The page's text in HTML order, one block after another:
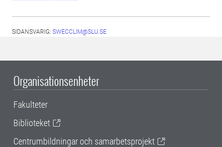
SIDANSVARIG: SWECCLIM@SLU.SE
Organisationsenheter
Fakulteter
Biblioteket
Centrumbildningar och samarbetsprojekt